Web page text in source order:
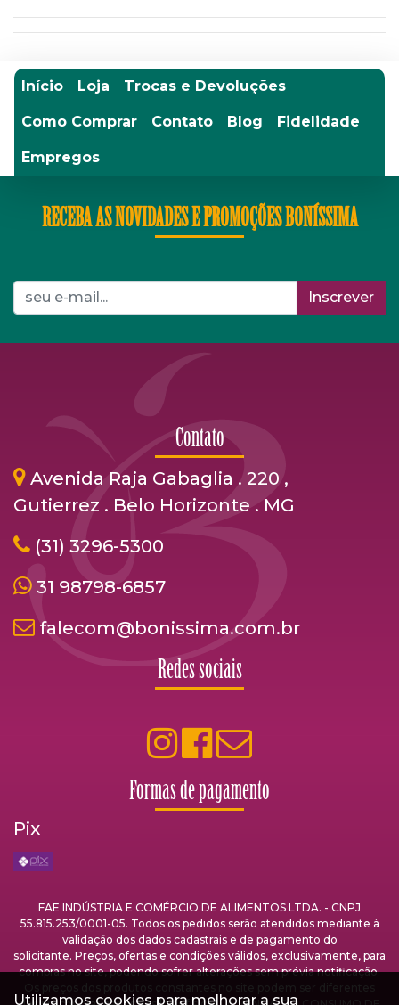
Início Loja Trocas e Devoluções
Como Comprar Contato Blog Fidelidade
Empregos
RECEBA AS NOVIDADES E PROMOÇÕES BONÍSSIMA
Inscrever
Contato
Avenida Raja Gabaglia . 220 ,
Gutierrez . Belo Horizonte . MG
(31) 3296-5300
31 98798-6857
falecom@bonissima.com.br
Redes sociais
Formas de pagamento
Pix
FAE INDÚSTRIA E COMÉRCIO DE ALIMENTOS LTDA. - CNPJ
55.815.253/0001-05. Todos os pedidos serão atendidos mediante à
validação dos dados cadastrais e de pagamento do
solicitante. Preços, ofertas e condições válidos, exclusivamente, para
compras no site, podendo sofrer alterações sem prévia notificação.
Utilizamos cookies para melhorar a sua